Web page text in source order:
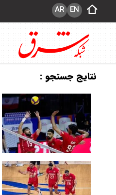
EN
AR
نتایج جستجو :